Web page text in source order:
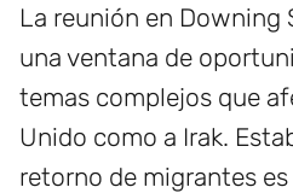
La reunión en Downing
una ventana de
temas complejos que
Unido como a Irak.
retorno de migrantes